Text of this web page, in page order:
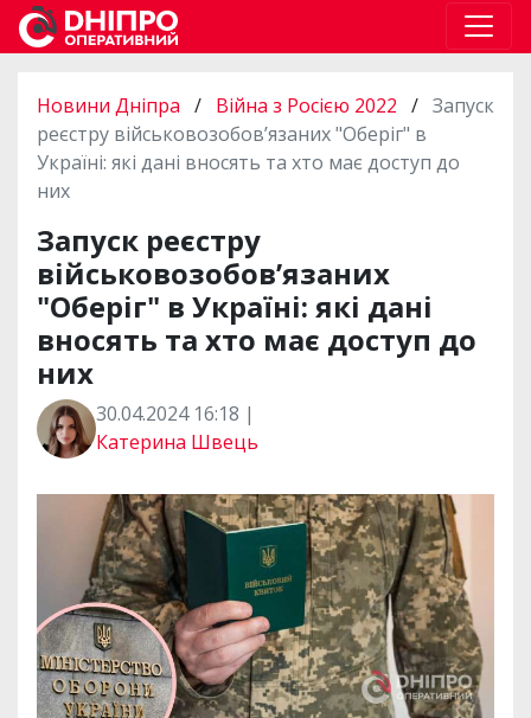
Новини Дніпра / Війна з Росією 2022 / Запуск
реєстру військовозобов’язаних "Оберіг" в
Україні: які дані вносять та хто має доступ до
них
Запуск реєстру
військовозобов’язаних
"Оберіг" в Україні: які дані
вносять та хто має доступ до
них
30.04.2024 16:18 |
Катерина Швець